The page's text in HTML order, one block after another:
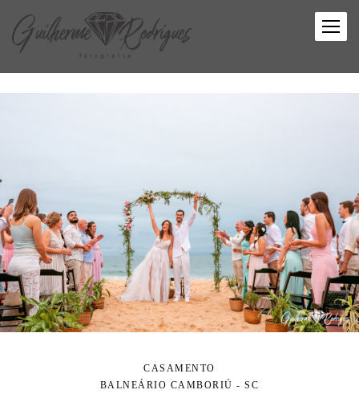
CASAMENTO
BALNEÁRIO CAMBORIÚ - SC